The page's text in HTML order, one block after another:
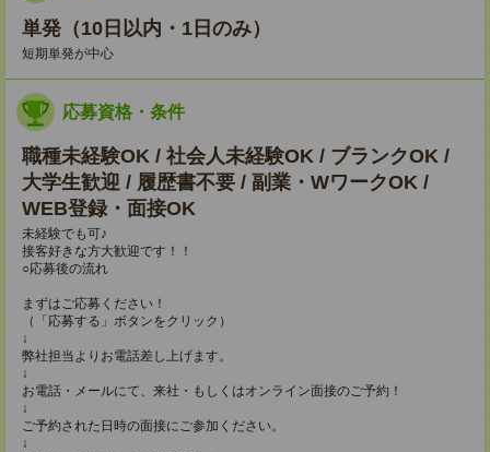
単発（10日以内・1日のみ）
短期単発が中心
応募資格・条件
職種未経験OK / 社会人未経験OK / ブランクOK /
大学生歓迎 / 履歴書不要 / 副業・WワークOK /
WEB登録・面接OK
未経験でも可♪
接客好きな方大歓迎です！！
○応募後の流れ
まずはご応募ください！
（「応募する」ボタンをクリック）
↓
弊社担当よりお電話差し上げます。
↓
お電話・メールにて、来社・もしくはオンライン面接のご予約！
↓
ご予約された日時の面接にご参加ください。
↓